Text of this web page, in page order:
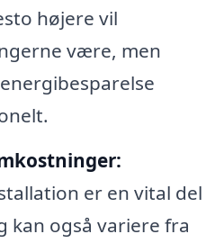
højere vil
være, men
er en vital del
kan også variere fra